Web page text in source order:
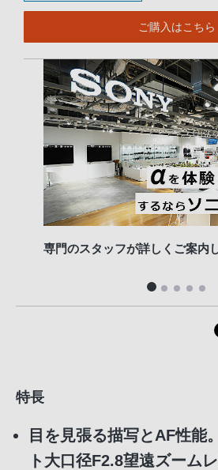
ご購入はこちら
専門のスタッフが詳しくご案内
特長
目を見張る描写とAF性能
ト大口径F2.8望遠ズーム